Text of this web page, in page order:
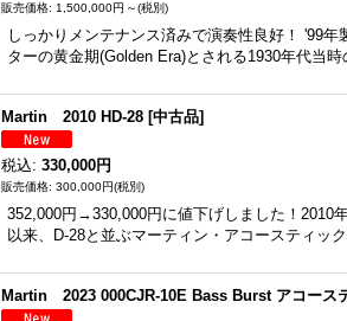
1,500,000円 ～(税別)
しっかりメンテナンス済みで演奏性良好！ '99
ターの黄金期(Golden Era)とされる1930年代当
Martin 2010 HD-28 [中古品]
300,000円(税別)
税込: 330,000円
352,000円→330,000円に値下げしました！2010
以来、D-28と並ぶマーティン・アコースティッ
Martin 2023 000CJR-10E Bass Burst アコース